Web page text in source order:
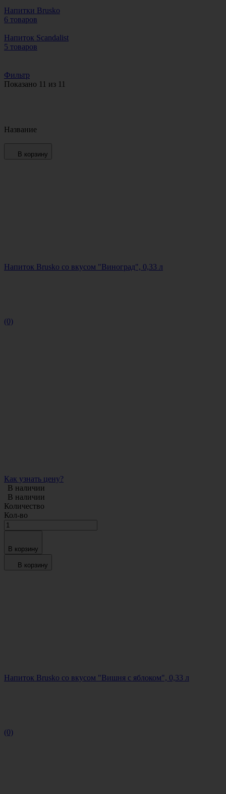
Напитки Brusko
6 товаров
Напиток Scandalist
5 товаров
Фильтр
Показано 11 из 11
Название
В корзину
Напиток Brusko со вкусом "Виноград", 0,33 л
(0)
Как узнать цену?
В наличии
В наличии
Количество
Кол-во
В корзину
В корзину
Напиток Brusko со вкусом "Вишня с яблоком", 0,33 л
(0)